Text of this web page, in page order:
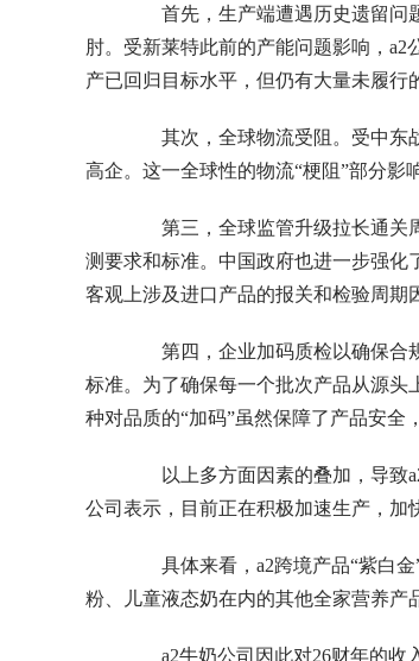
首先，生产端遭遇历史遗留问题
肘。受新莱特此前的产能问题影响，
产已回归目标水平，但仍有大量未履行
其次，全球物流受阻。受中东战
高企。这一全球性的物流“梗阻”部分影
第三，全球监管升级拉长通关周
测要求和标准。中国政府也进一步强化
客观上涉及进口产品的报关和检验周期
第四，企业加码质检以确保合
标准。为了确保每一个批次产品从源头
种对品质的“加码”虽然保障了产品安全
以上多方面因素的叠加，导致a2
公司表示，目前正在积极加速生产，加
具体来看，a2跨境产品“紫白金
粉、儿童液态奶在内的其他全家营养产
a2牛奶公司因此对26财年的收入